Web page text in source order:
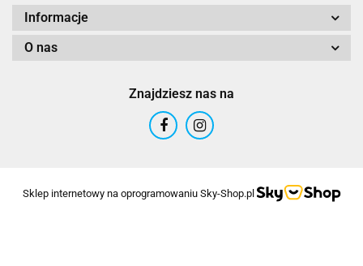
Informacje
O nas
Znajdziesz nas na
Sklep internetowy na oprogramowaniu Sky-Shop.pl